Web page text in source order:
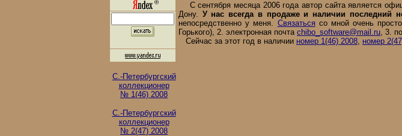
С.-Петербургский
коллекционер
№ 1(46) 2008
С.-Петербургский
коллекционер
№ 2(47) 2008
С сентября месяца 2006 года автор сайта является
Дону. У нас всегда в продаже и наличии последний
непосредственно у меня. Связатьсясо мной очень
Горького), 2. электронная почта chibo_software@mail.ru, 3.
Сейчас за этот год в наличии номер 1(46) 2008, номер